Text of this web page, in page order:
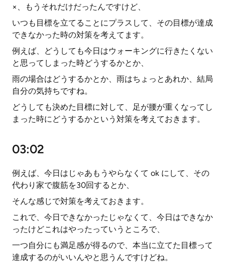
×、もうそれだけだったんですけど、
いつも目標を立てることにプラスして、その目標が達成
できなかった時の対策を考えてます。
例えば、どうしても今日はウォーキングに行きたくない
と思ってしまった時どうするかとか、
雨の場合はどうするかとか、雨はちょっとあれか、結局
自分の気持ちですね。
どうしても決めた目標に対して、足が腰が重くなってし
まった時にどうするかという対策を考えておきます。
03:02
例えば、今日はじゃあもうやらなくて ok にして、その
代わり家で腹筋を30回するとか、
そんな感じで対策を考えておきます。
これで、今日できなかったじゃなくて、今日はできなか
ったけどこれはやったっていうところで、
一つ自分にも満足感が得るので、本当に立てた目標って
達成するのがいいんやと思うんですけどね。